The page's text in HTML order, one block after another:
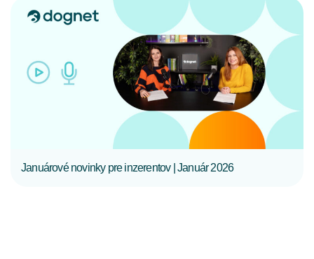
CELÝ ČLÁNOK
Januárové novinky pre inzerentov | Január 2026